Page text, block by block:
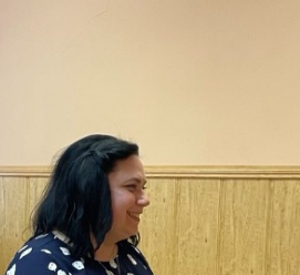
відбулось засідання